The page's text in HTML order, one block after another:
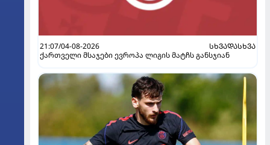
21:07/04-08-2026
ᲡᲮᲕᲐᲓᲐᲡᲮᲕᲐ
ქართველი მსაჯები ევროპა ლიგის მატჩს განსჯიან